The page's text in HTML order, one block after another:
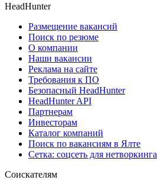
HeadHunter
Размещение вакансий
Поиск по резюме
О компании
Наши вакансии
Реклама на сайте
Требования к ПО
Безопасный HeadHunter
HeadHunter API
Партнерам
Инвесторам
Каталог компаний
Поиск по вакансиям в Ялте
Сетка: соцсеть для нетворкинга
Соискателям